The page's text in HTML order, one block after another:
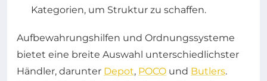
Kategorien, um Struktur zu schaffen.
Aufbewahrungshilfen und Ordnungssysteme
bietet eine breite Auswahl unterschiedlichster
Händler, darunter Depot, POCO und Butlers.